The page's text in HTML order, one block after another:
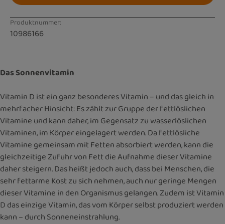
Produktnummer:
10986166
Das Sonnenvitamin
Vitamin D ist ein ganz besonderes Vitamin – und das gleich in
mehrfacher Hinsicht: Es zählt zur Gruppe der fettlöslichen
Vitamine und kann daher, im Gegensatz zu wasserlöslichen
Vitaminen, im Körper eingelagert werden. Da fettlösliche
Vitamine gemeinsam mit Fetten absorbiert werden, kann die
gleichzeitige Zufuhr von Fett die Aufnahme dieser Vitamine
daher steigern. Das heißt jedoch auch, dass bei Menschen, die
sehr fettarme Kost zu sich nehmen, auch nur geringe Mengen
dieser Vitamine in den Organismus gelangen. Zudem ist Vitamin
D das einzige Vitamin, das vom Körper selbst produziert werden
kann – durch Sonneneinstrahlung.